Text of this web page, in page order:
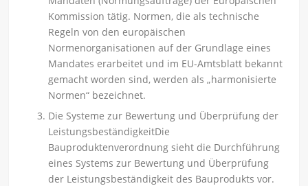
Kommission tätig. Normen, die als technische
Regeln von den europäischen
Normenorganisationen auf der Grundlage eines
Mandates erarbeitet und im EU-Amtsblatt bekannt
gemacht worden sind, werden als „harmonisierte
Normen“ bezeichnet.
Die Systeme zur Bewertung und Überprüfung der
LeistungsbeständigkeitDie
Bauproduktenverordnung sieht die Durchführung
eines Systems zur Bewertung und Überprüfung
der Leistungsbeständigkeit des Bauprodukts vor.